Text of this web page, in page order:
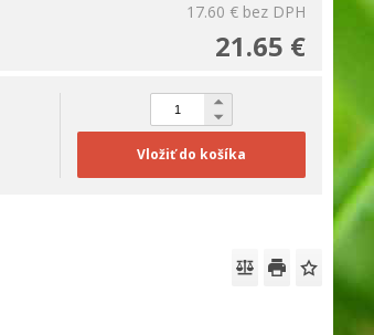
17.60 € bez DPH
21.65 €
Vložiť do košíka